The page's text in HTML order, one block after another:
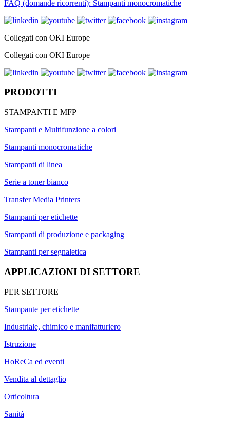
FAQ (domande ricorrenti): Stampanti monocromatiche
Collegati con OKI Europe
Collegati con OKI Europe
PRODOTTI
STAMPANTI E MFP
Stampanti e Multifunzione a colori
Stampanti monocromatiche
Stampanti di linea
Serie a toner bianco
Transfer Media Printers
Stampanti per etichette
Stampanti di produzione e packaging
Stampanti per segnaletica
APPLICAZIONI DI SETTORE
PER SETTORE
Stampante per etichette
Industriale, chimico e manifatturiero
Istruzione
HoReCa ed eventi
Vendita al dettaglio
Orticoltura
Sanità